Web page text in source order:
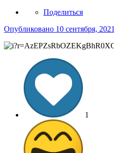
Поделиться
Опубликовано 10 сентября, 2021
1